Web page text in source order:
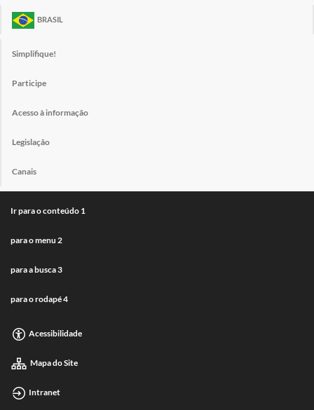
BRASIL
Simplifique!
Participe
Acesso à informação
Legislação
Canais
Ir para o conteúdo 1
para o menu 2
para a busca3
para o rodapé4
Acessibilidade
Mapa do Site
Intranet